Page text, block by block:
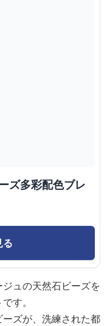
ズ多彩配色ブレ
る
ュの天然石ビーズを
す。
ズが、洗練された都